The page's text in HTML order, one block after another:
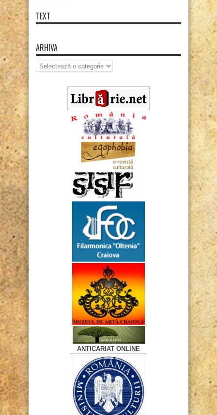
TEXT
ARHIVA
Arhiva
ANTICARIAT ONLINE